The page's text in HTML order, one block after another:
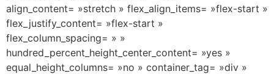
align_content= »stretch » flex_align_items= »flex-start »
flex_justify_content= »flex-start »
flex_column_spacing= » »
hundred_percent_height_center_content= »yes »
equal_height_columns= »no » container_tag= »div »